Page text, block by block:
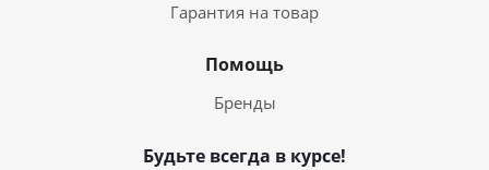
Гарантия на товар
Помощь
Бренды
Будьте всегда в курсе!